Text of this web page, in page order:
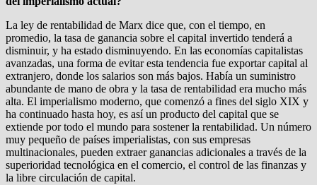
La ley de rentabilidad de Marx dice que, con el tiempo, en
promedio, la tasa de ganancia sobre el capital invertido tenderá a
disminuir, y ha estado disminuyendo. En las economías capitalistas
avanzadas, una forma de evitar esta tendencia fue exportar capital al
extranjero, donde los salarios son más bajos. Había un suministro
abundante de mano de obra y la tasa de rentabilidad era mucho más
alta. El imperialismo moderno, que comenzó a fines del siglo XIX y
ha continuado hasta hoy, es así un producto del capital que se
extiende por todo el mundo para sostener la rentabilidad. Un número
muy pequeño de países imperialistas, con sus empresas
multinacionales, pueden extraer ganancias adicionales a través de la
superioridad tecnológica en el comercio, el control de las finanzas y
la libre circulación de capital.